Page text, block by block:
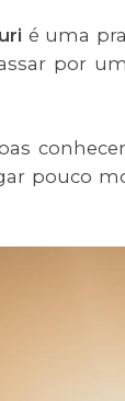
é uma
por
pouco